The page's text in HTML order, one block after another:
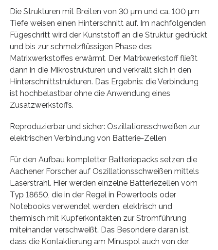
Die Strukturen mit Breiten von 30 µm und ca. 100 µm
Tiefe weisen einen Hinterschnitt auf. Im nachfolgenden
Fügeschritt wird der Kunststoff an die Struktur gedrückt
und bis zur schmelzflüssigen Phase des
Matrixwerkstoffes erwärmt. Der Matrixwerkstoff fließt
dann in die Mikrostrukturen und verkrallt sich in den
Hinterschnittstrukturen. Das Ergebnis: die Verbindung
ist hochbelastbar ohne die Anwendung eines
Zusatzwerkstoffs.
Reproduzierbar und sicher: Oszillationsschweißen zur
elektrischen Verbindung von Batterie-Zellen
Für den Aufbau kompletter Batteriepacks setzen die
Aachener Forscher auf Oszillationsschweißen mittels
Laserstrahl. Hier werden einzelne Batteriezellen vom
Typ 18650, die in der Regel in Powertools oder
Notebooks verwendet werden, elektrisch und
thermisch mit Kupferkontakten zur Stromführung
miteinander verschweißt. Das Besondere daran ist,
dass die Kontaktierung am Minuspol auch von der